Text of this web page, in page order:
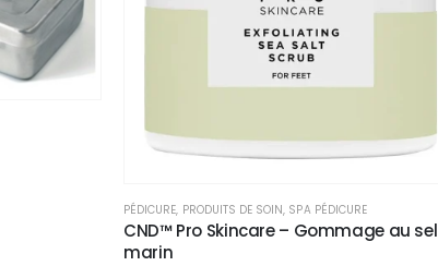
PÉDICURE, PRODUITS DE SOIN, SPA PÉDICURE
CND™ Pro Skincare – Gommage au sel
marin